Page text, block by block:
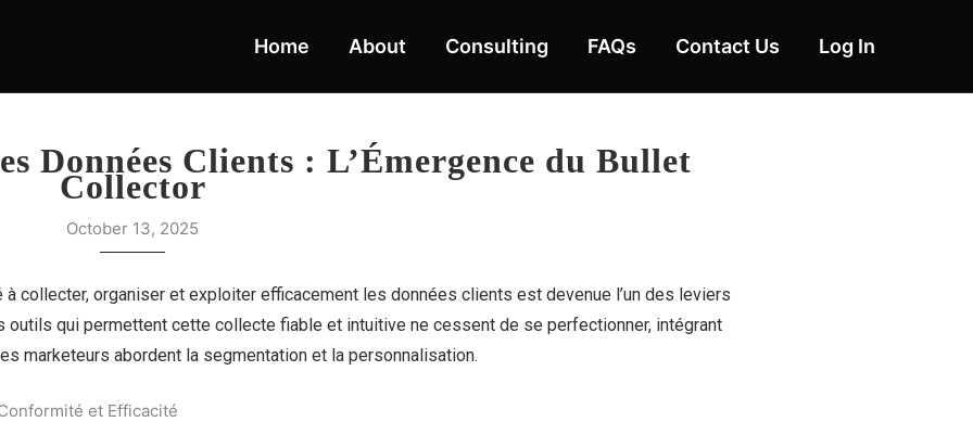
Home About Consulting FAQs Contact Us Log In
Données Clients : L’Émergence du Bullet
Collector
October 13, 2025
collecter, organiser et exploiter efficacement les données clients est devenue l’un des leviers
qui permettent cette collecte fiable et intuitive ne cessent de se perfectionner, intégrant
marketeurs abordent la segmentation et la personnalisation.
et Efficacité